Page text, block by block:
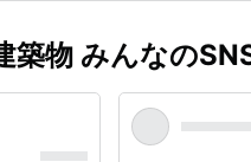
築物 みんなの